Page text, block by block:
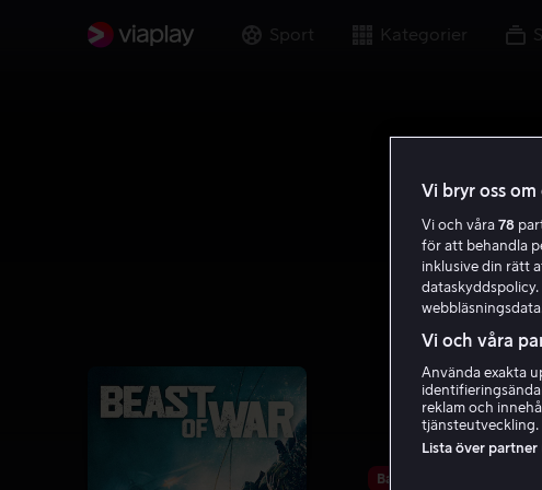
Sport Kategorier
Bara hos oss
Vi bryr oss
Vi och våra 78
för att behandla
inklusive din rätt
dataskyddspolicy.
Vi och våra
Använda exakta
reklam och
tjänsteutveckling.
Lista över